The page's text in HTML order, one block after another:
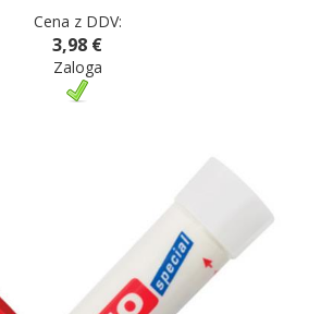
Cena z DDV:
3,98 €
Zaloga